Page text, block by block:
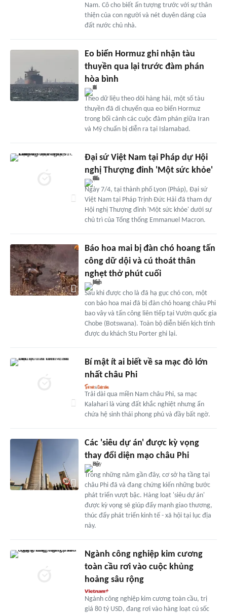
Nam. Cô cho biết ấn tượng trước với sự thân
thiện của con người và nét duyên dáng của
đất nước chủ nhà.
Eo biển Hormuz ghi nhận tàu
thuyền qua lại trước đàm phán
hòa bình
Theo dữ liệu theo dõi hàng hải, một số tàu
thuyền đã di chuyển qua eo biển Hormuz
trong bối cảnh các cuộc đàm phán giữa Iran
và Mỹ chuẩn bị diễn ra tại Islamabad.
Đại sứ Việt Nam tại Pháp dự Hội
nghị Thượng đỉnh 'Một sức khỏe'
Ngày 7/4, tại thành phố Lyon (Pháp), Đại sứ
Việt Nam tại Pháp Trịnh Đức Hải đã tham dự
Hội nghị Thượng đỉnh 'Một sức khỏe' dưới sự
chủ trì của Tổng thống Emmanuel Macron.
Báo hoa mai bị đàn chó hoang tấn
công dữ dội và cú thoát thân
nghẹt thở phút cuối
Sau khi được cho là đã hạ gục chó con, một
con báo hoa mai đã bị đàn chó hoang châu Phi
bao vây và tấn công liên tiếp tại Vườn quốc gia
Chobe (Botswana). Toàn bộ diễn biến kịch tính
được du khách Stu Porter ghi lại.
Bí mật ít ai biết về sa mạc đỏ lớn
nhất châu Phi
Trải dài qua miền Nam châu Phi, sa mạc
Kalahari là vùng đất khắc nghiệt nhưng ẩn
chứa hệ sinh thái phong phú và đầy bất ngờ.
Các 'siêu dự án' được kỳ vọng
thay đổi diện mạo châu Phi
Trong những năm gần đây, cơ sở hạ tầng tại
châu Phi đã và đang chứng kiến những bước
phát triển vượt bậc. Hàng loạt 'siêu dự án'
được kỳ vọng sẽ giúp đẩy mạnh giao thương,
thúc đẩy phát triển kinh tế - xã hội tại lục địa
này.
Ngành công nghiệp kim cương
toàn cầu rơi vào cuộc khủng
hoảng sâu rộng
Ngành công nghiệp kim cương toàn cầu, trị
giá 80 tỷ USD, đang rơi vào hàng loạt cú sốc